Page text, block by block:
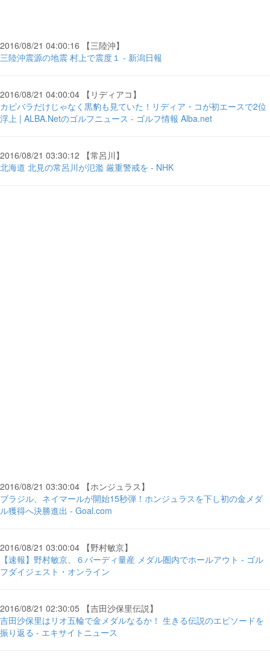
2016/08/21 04:00:16 【三陸沖】
三陸沖震源の地震 村上で震度１ - 新潟日報
2016/08/21 04:00:04 【リディアコ】
カピバラだけじゃなく黒豹も見ていた！リディア・コが初エースで2位
浮上 | ALBA.Netのゴルフニュース - ゴルフ情報 Alba.net
2016/08/21 03:30:12 【常呂川】
北海道 北見の常呂川が氾濫 厳重警戒を - NHK
2016/08/21 03:30:04 【ホンジュラス】
ブラジル、ネイマールが開始15秒弾！ホンジュラスを下し初の金メダ
ル獲得へ決勝進出 - Goal.com
2016/08/21 03:00:04 【野村敏京】
【速報】野村敏京、６バーディ量産 メダル圏内でホールアウト - ゴル
フダイジェスト・オンライン
2016/08/21 02:30:05 【吉田沙保里伝説】
吉田沙保里はリオ五輪で金メダルなるか！ 生きる伝説のエピソードを
振り返る - エキサイトニュース